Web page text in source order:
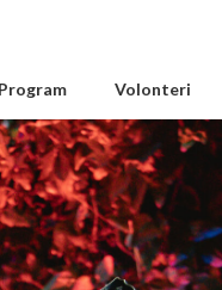
Program Volonteri